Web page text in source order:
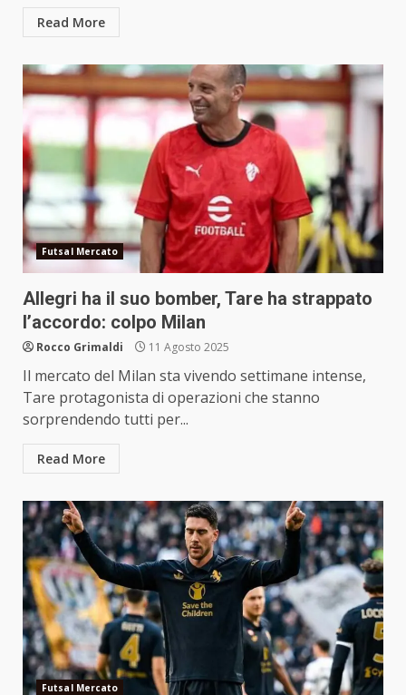
Read More
Futsal Mercato
Allegri ha il suo bomber, Tare ha strappato
l’accordo: colpo Milan
Rocco Grimaldi 11 Agosto 2025
Il mercato del Milan sta vivendo settimane intense,
Tare protagonista di operazioni che stanno
sorprendendo tutti per...
Read More
Futsal Mercato